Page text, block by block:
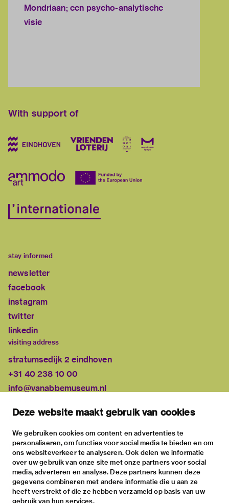
Deze website maakt gebruik van cookies
We gebruiken cookies om content en advertenties te
personaliseren, om functies voor social media te bieden en om
ons websiteverkeer te analyseren. Ook delen we informatie
over uw gebruik van onze site met onze partners voor social
media, adverteren en analyse. Deze partners kunnen deze
gegevens combineren met andere informatie die u aan ze
heeft verstrekt of die ze hebben verzameld op basis van uw
gebruik van hun services.
Mondriaan; een psycho-analytische
visie
With support of
stay informed
newsletter
facebook
instagram
twitter
linkedin
visiting address
stratumsedijk 2 eindhoven
+31 40 238 10 00
info@vanabbemuseum.nl
exhibitions
activities
practical information
about
the museum
the collection